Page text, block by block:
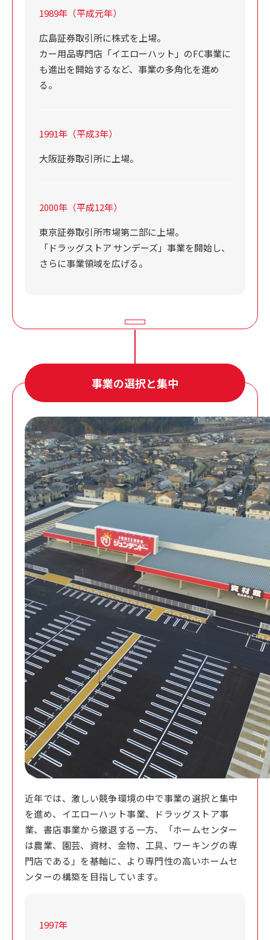
1989年（平成元年）
広島証券取引所に株式を上場。
カー用品専門店「イエローハット」のFC事業に
も進出を開始するなど、事業の多角化を進め
る。
1991年（平成3年）
大阪証券取引所に上場。
2000年（平成12年）
東京証券取引所市場第二部に上場。
「ドラッグストア サンデーズ」事業を開始し、
さらに事業領域を広げる。
事業の選択と集中
近年では、激しい競争環境の中で事業の選択と集中
を進め、イエローハット事業、ドラッグストア事
業、書店事業から撤退する一方、「ホームセンター
は農業、園芸、資材、金物、工具、ワーキングの専
門店である」を基軸に、より専門性の高いホームセ
ンターの構築を目指しています。
1997年